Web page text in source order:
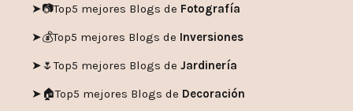
➤📷Top5 mejores Blogs de Fotografía
➤💰Top5 mejores Blogs de Inversiones
➤🌷Top5 mejores Blogs de Jardinería
➤🏠Top5 mejores Blogs de Decoración